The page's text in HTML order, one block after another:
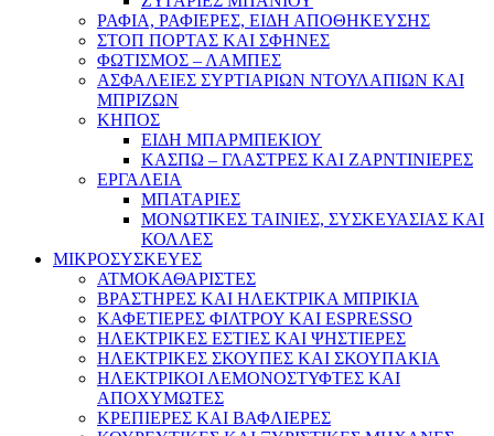
ΡΑΦΙΑ, ΡΑΦΙΕΡΕΣ, ΕΙΔΗ ΑΠΟΘΗΚΕΥΣΗΣ
ΣΤΟΠ ΠΟΡΤΑΣ ΚΑΙ ΣΦΗΝΕΣ
ΦΩΤΙΣΜΟΣ – ΛΑΜΠΕΣ
ΑΣΦΑΛΕΙΕΣ ΣΥΡΤΙΑΡΙΩΝ ΝΤΟΥΛΑΠΙΩΝ ΚΑΙ
ΜΠΡΙΖΩΝ
ΚΗΠΟΣ
ΕΙΔΗ ΜΠΑΡΜΠΕΚΙΟΥ
ΚΑΣΠΩ – ΓΛΑΣΤΡΕΣ ΚΑΙ ΖΑΡΝΤΙΝΙΕΡΕΣ
ΕΡΓΑΛΕΙΑ
ΜΠΑΤΑΡΙΕΣ
ΜΟΝΩΤΙΚΕΣ ΤΑΙΝΙΕΣ, ΣΥΣΚΕΥΑΣΙΑΣ ΚΑΙ
ΚΟΛΛΕΣ
ΜΙΚΡΟΣΥΣΚΕΥΕΣ
ΑΤΜΟΚΑΘΑΡΙΣΤΕΣ
ΒΡΑΣΤΗΡΕΣ ΚΑΙ ΗΛΕΚΤΡΙΚΑ ΜΠΡΙΚΙΑ
ΚΑΦΕΤΙΕΡΕΣ ΦΙΛΤΡΟΥ ΚΑΙ ESPRESSO
ΗΛΕΚΤΡΙΚΕΣ ΕΣΤΙΕΣ ΚΑΙ ΨΗΣΤΙΕΡΕΣ
ΗΛΕΚΤΡΙΚΕΣ ΣΚΟΥΠΕΣ ΚΑΙ ΣΚΟΥΠΑΚΙΑ
ΗΛΕΚΤΡΙΚΟΙ ΛΕΜΟΝΟΣΤΥΦΤΕΣ ΚΑΙ
ΑΠΟΧΥΜΩΤΕΣ
ΚΡΕΠΙΕΡΕΣ ΚΑΙ ΒΑΦΛΙΕΡΕΣ